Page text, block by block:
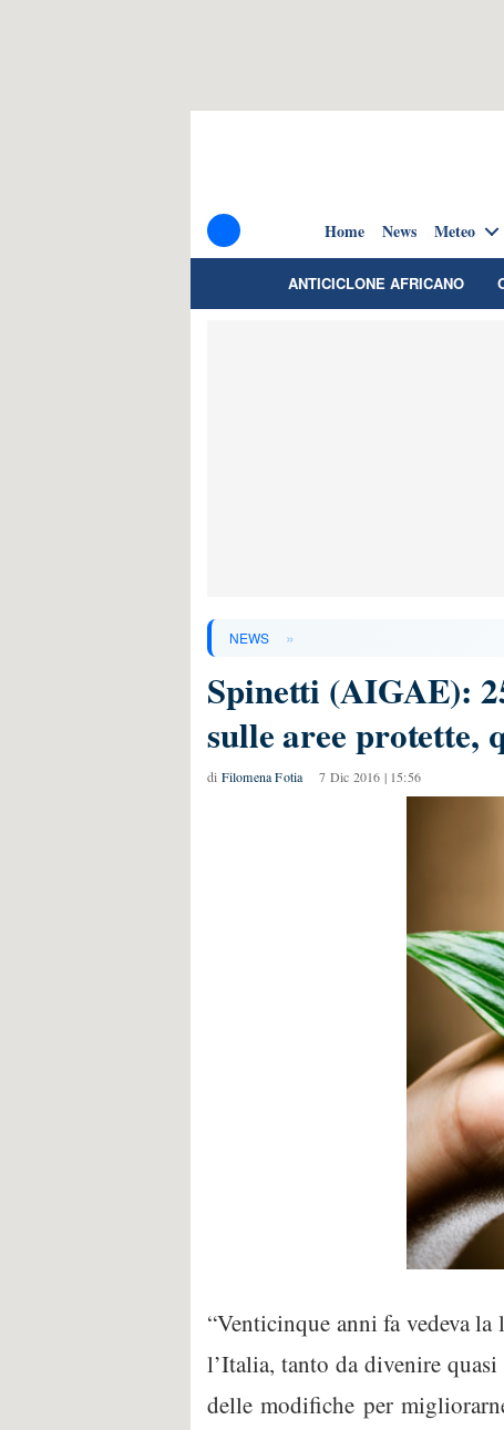
Home News Meteo
ANTICICLONE AFRICANO
NEWS »
Spinetti (AIGAE):
sulle aree protette,
di Filomena Fotia 7 Dic 2016 | 15:56
“Venticinque anni fa vedeva
l’Italia, tanto da divenire
delle modifiche per